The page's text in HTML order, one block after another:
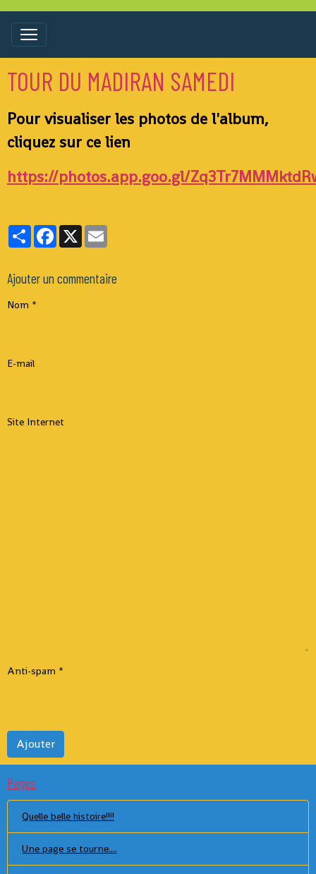
TOUR DU MADIRAN SAMEDI
Pour visualiser les photos de l'album,
cliquez sur ce lien
https://photos.app.goo.gl/
PartagerFacebook
X
Ajouter un commentaire
Nom
E-mail
Site Internet
Anti-spam
Ajouter
Pages
Quelle belle histoire!!!!
Une page se tourne....